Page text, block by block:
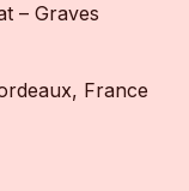
– Graves
France